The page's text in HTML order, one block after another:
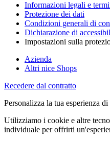
Informazioni legali e
Protezione dei dati
Condizioni generali di
Dichiarazione di
Impostazioni sulla
Azienda
Altri nice Shops
Recedere dal contratto
Personalizza la tua esperienza
Utilizziamo i cookie e altre
individuale per offrirti